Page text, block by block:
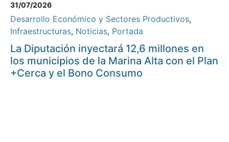
31/07/2026
Desarrollo Económico y Sectores Productivos,
Infraestructuras, Noticias, Portada
La Diputación inyectará 12,6 millones en
los municipios de la Marina Alta con el Plan
+Cerca y el Bono Consumo